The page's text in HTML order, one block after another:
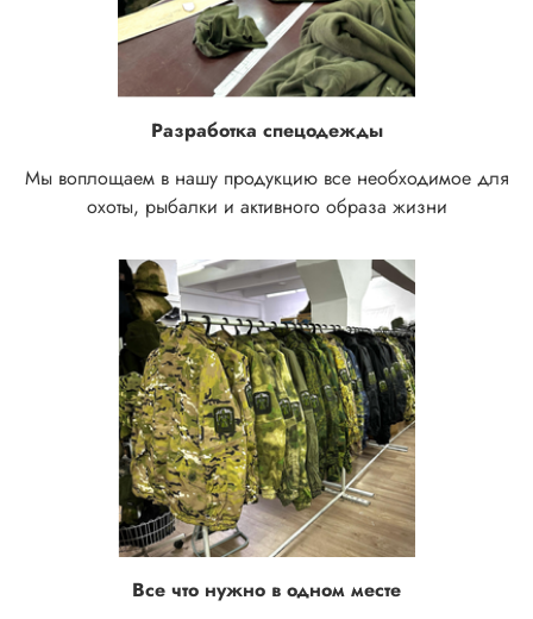
Разработка спецодежды
Мы воплощаем в нашу продукцию все необходимое для
охоты, рыбалки и активного образа жизни
Все что нужно в одном месте